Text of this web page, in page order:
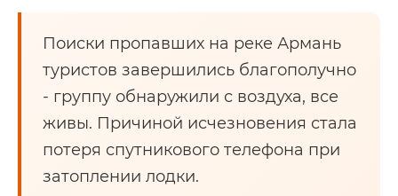
НОВОСТИ
Поиски пропавших на реке Армань
туристов завершились благополучно
- группу обнаружили с воздуха, все
живы. Причиной исчезновения стала
потеря спутникового телефона при
затоплении лодки.